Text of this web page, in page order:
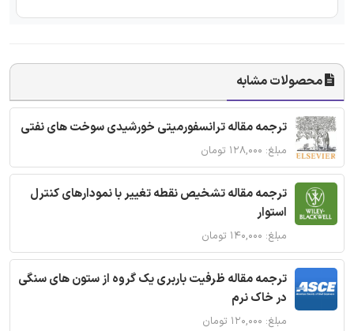
محصولات مشابه
ترجمه مقاله ترانسفورمیتی خورشیدی سوخت های نفتی
مبلغ: ۱۲۸,۰۰۰ تومان
ترجمه مقاله تشخیص نقطه تغییر با نمودارهای کنترل
استوار
مبلغ: ۱۴۰,۰۰۰ تومان
ترجمه مقاله ظرفیت باربری یک گروه از ستون های سنگی
در خاک نرم
مبلغ: ۱۲۰,۰۰۰ تومان